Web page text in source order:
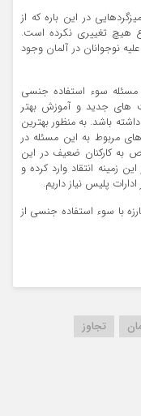
در این باره که از
هیچ تغییری نکرده است.
نوجوانان در آلمان وجود
مسئله سوء استفاده جنسی
های جدید و آموزش بهتر
باشد. به منظور بهترین
مربوط به این مسئله در
به کارکنان ضعیف در این
زمینه انتقاد وارد کرده و
پلیس نیاز داریم.
با سوء استفاده جنسی از
تجاوز